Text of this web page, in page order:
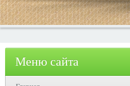
Меню сайта